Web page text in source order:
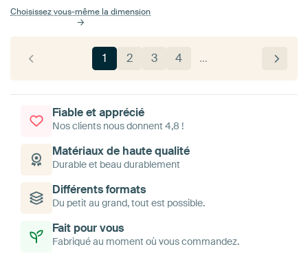
Choisissez vous-même la dimension
1 2 3 4 …
Fiable et apprécié
Nos clients nous donnent 4,8 !
Matériaux de haute qualité
Durable et beau durablement
Différents formats
Du petit au grand, tout est possible.
Fait pour vous
Fabriqué au moment où vous commandez.